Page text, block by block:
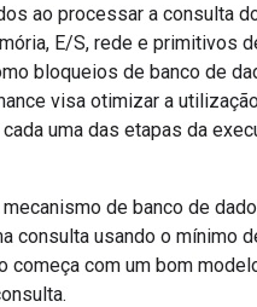
ao processar a consulta
E/S, rede e primitivos
bloqueios de banco de
visa otimizar a
uma das etapas da
de banco de
consulta usando o mínimo
começa com um bom